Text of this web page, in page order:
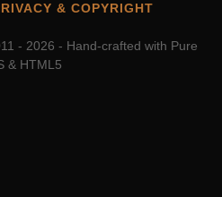
& COPYRIGHT
- 2026 - Hand-crafted with Pure
& HTML5